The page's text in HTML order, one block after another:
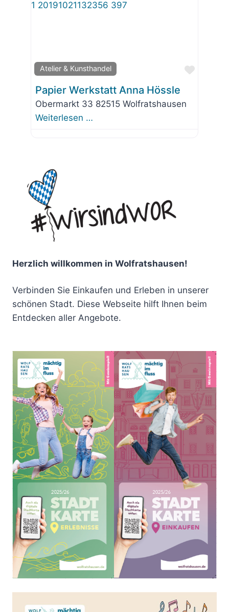
Atelier & Kunsthandel
Favorit
Papier Werkstatt Anna Hössle
Obermarkt 33 82515 Wolfratshausen
Weiterlesen …
Herzlich willkommen in Wolfratshausen!
Verbinden Sie Einkaufen und Erleben in unserer
schönen Stadt. Diese Webseite hilft Ihnen beim
Entdecken aller Angebote.